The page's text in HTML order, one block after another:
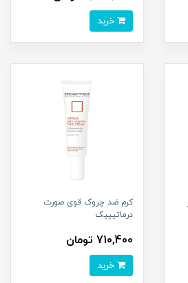
کرم ضد چروک قوی صورت
درماتیپیک
710,400 تومان